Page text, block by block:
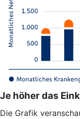
Je höher das
Die Grafik